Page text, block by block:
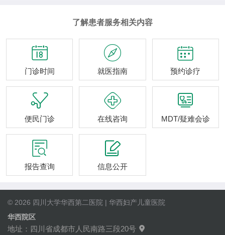
了解患者服务相关内容

门诊时间

就医指南

预约诊疗

便民门诊

在线咨询

MDT/疑难会诊

报告查询

信息公开
© 2026 四川大学华西第二医院 | 华西妇产儿童医院
华西院区
地址：四川省成都市人民南路三段20号 